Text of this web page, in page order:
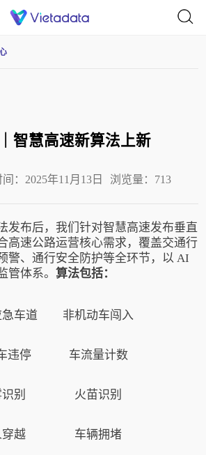
智慧高速新算法上新
：2025年11月13日 浏览量：713
发布后，我们针对智慧高速发布垂直
高速公路运营核心需求，覆盖交通行
警、通行安全防护等全环节，以 AI
管体系。算法包括：
车道 非机动车闯入
违停 车流量计数
别 火苗识别
越 车辆拥堵